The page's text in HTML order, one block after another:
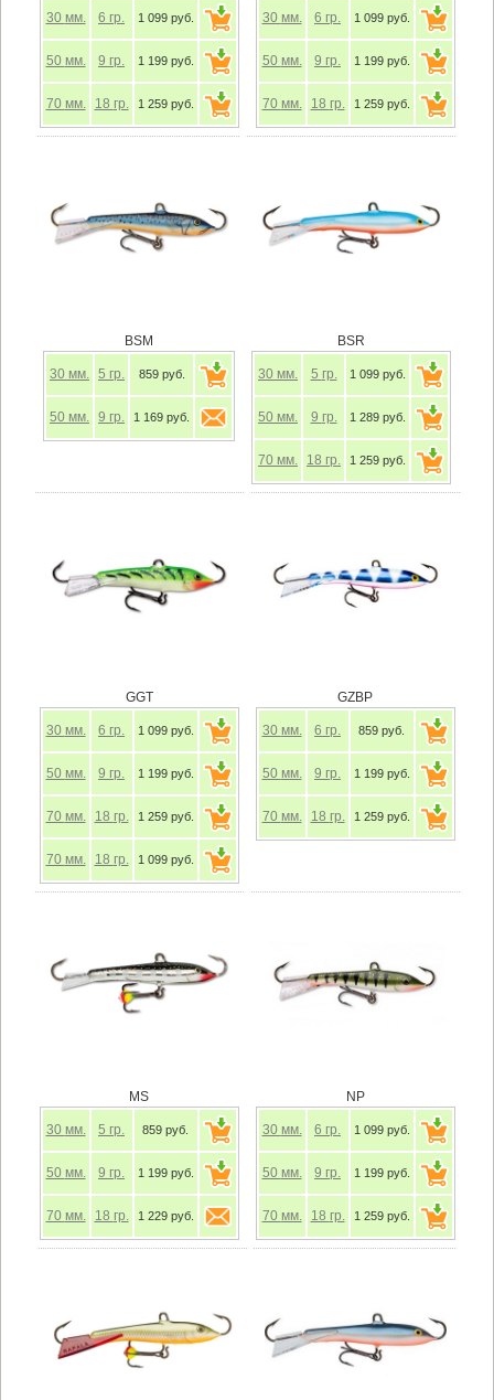
30 мм. 6 гр. 1 099 руб.
50 мм. 9 гр. 1 199 руб.
70 мм. 18 гр. 1 259 руб.
30 мм. 6 гр. 1 099 руб.
50 мм. 9 гр. 1 199 руб.
70 мм. 18 гр. 1 259 руб.
BSM
30 мм. 5 гр. 859 руб.
50 мм. 9 гр. 1 169 руб.
BSR
30 мм. 5 гр. 1 099 руб.
50 мм. 9 гр. 1 289 руб.
70 мм. 18 гр. 1 259 руб.
GGT
30 мм. 6 гр. 1 099 руб.
50 мм. 9 гр. 1 199 руб.
70 мм. 18 гр. 1 259 руб.
70 мм. 18 гр. 1 099 руб.
GZBP
30 мм. 6 гр. 859 руб.
50 мм. 9 гр. 1 199 руб.
70 мм. 18 гр. 1 259 руб.
MS
30 мм. 5 гр. 859 руб.
50 мм. 9 гр. 1 199 руб.
70 мм. 18 гр. 1 229 руб.
NP
30 мм. 6 гр. 1 099 руб.
50 мм. 9 гр. 1 199 руб.
70 мм. 18 гр. 1 259 руб.